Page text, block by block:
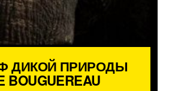
ДИКОЙ ПРИРОДЫ
BOUGUEREAU